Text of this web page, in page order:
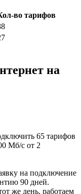
во тарифов
на
65 тарифов
Мб/с от 2
на подключение
90 дней.
же день, работаем